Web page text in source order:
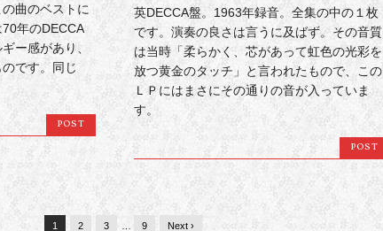
曲のベストに
年のDECCA
ー感があり、
です。同じ
POST
英DECCA盤。1963年録音。全集の中の１枚
です。演奏の良さは言うに及ばず。その音質
は当時「柔らかく、芯があって虹色の光彩を
放つ黄金のタッチ」と言われたもので、この
ＬＰにはまさにその通りの音が入っていま
す。
POST
1 2 3 … 9 Next ›